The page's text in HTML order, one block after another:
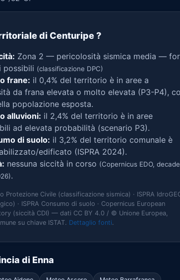
di Centuripe?
Zona 2 — pericolosità sismica media —
possibili (classificazione DPC)
frane: il 0,4% del territorio è in aree a
da frana elevata o molto elevata (P3-P4),
popolazione esposta.
alluvioni: il 2,4% del territorio è in aree
ad elevata probabilità (scenario P3).
di suolo: il 3,2% del territorio comunale è
edificato (ISPRA 2024).
nessuna siccità in corso (Copernicus EDO,
.
Protezione Civile (classificazione sismica) · ISPRA
· ISPRA Consumo di suolo · Copernicus European
(siccità CDI) — dati CC BY 4.0 / © Unione Europea,
su chiave ISTAT. Dettaglio fonti.
di Enna